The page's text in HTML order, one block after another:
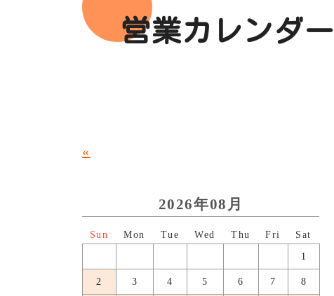
営業カレンダー
«
2026年08月
1
2 3 4 5 6 7 8